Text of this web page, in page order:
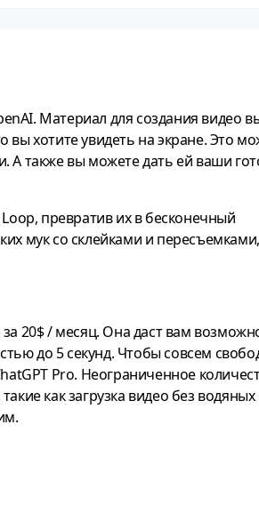
Материал для создания видео
хотите увидеть на экране. Это
А также вы можете дать ей ваши
превратив их в бесконечный
мук со склейками и пересъемками,
20$ / месяц. Она даст вам
до 5 секунд. Чтобы совсем
Pro. Неограниченное
как загрузка видео без водяных